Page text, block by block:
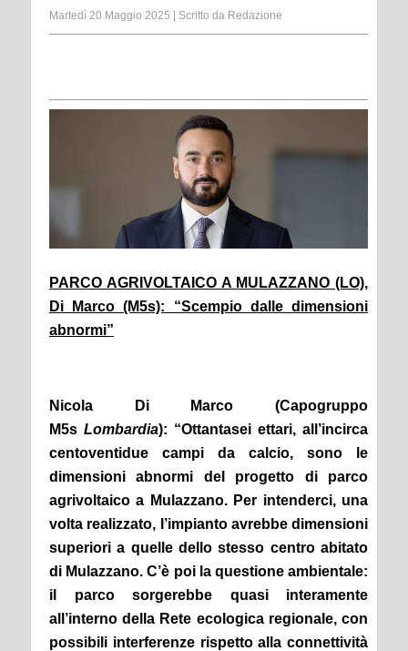
Martedì 20 Maggio 2025 Scritto da Redazione
PARCO AGRIVOLTAICO A MULAZZANO (LO),
Di Marco (M5s): “Scempio dalle dimensioni
abnormi”
Nicola Di Marco (Capogruppo
M5s Lombardia): “Ottantasei ettari, all’incirca
centoventidue campi da calcio, sono le
dimensioni abnormi del progetto di parco
agrivoltaico a Mulazzano. Per intenderci, una
volta realizzato, l’impianto avrebbe dimensioni
superiori a quelle dello stesso centro abitato
di Mulazzano. C’è poi la questione ambientale:
il parco sorgerebbe quasi interamente
all’interno della Rete ecologica regionale, con
possibili interferenze rispetto alla connettività